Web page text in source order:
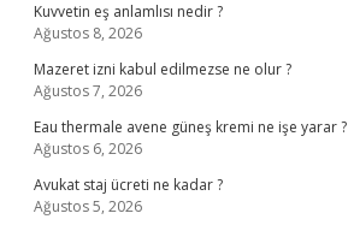
Kuvvetin eş anlamlısı nedir ?
Ağustos 8, 2026
Mazeret izni kabul edilmezse ne olur ?
Ağustos 7, 2026
Eau thermale avene güneş kremi ne işe yarar ?
Ağustos 6, 2026
Avukat staj ücreti ne kadar ?
Ağustos 5, 2026